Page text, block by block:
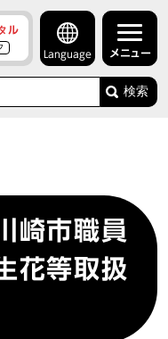
ル
Language メニュー
検索
崎市職員
花等取扱